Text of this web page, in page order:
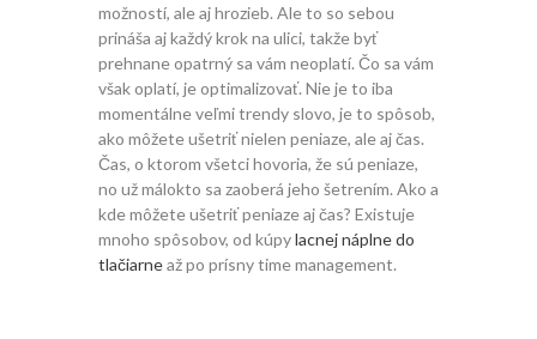
možností, ale aj hrozieb. Ale to so sebou
prináša aj každý krok na ulici, takže byť
prehnane opatrný sa vám neoplatí. Čo sa vám
však oplatí, je optimalizovať. Nie je to iba
momentálne veľmi trendy slovo, je to spôsob,
ako môžete ušetriť nielen peniaze, ale aj čas.
Čas, o ktorom všetci hovoria, že sú peniaze,
no už málokto sa zaoberá jeho šetrením. Ako a
kde môžete ušetriť peniaze aj čas? Existuje
mnoho spôsobov, od kúpylacnej náplne do
tlačiarneaž po prísny time management.